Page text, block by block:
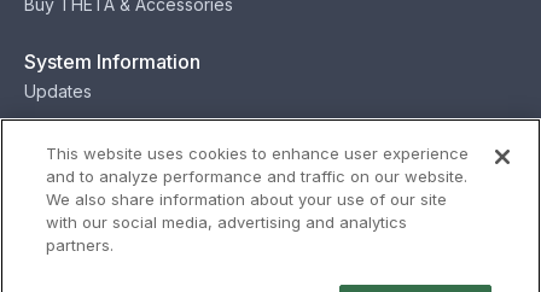
Buy THETA & Accessories
System Information
Updates
Contact
Contact
This website uses cookies to enhance user experience
and to analyze performance and traffic on our website.
We also share information about your use of our site
with our social media, advertising and analytics
partners.